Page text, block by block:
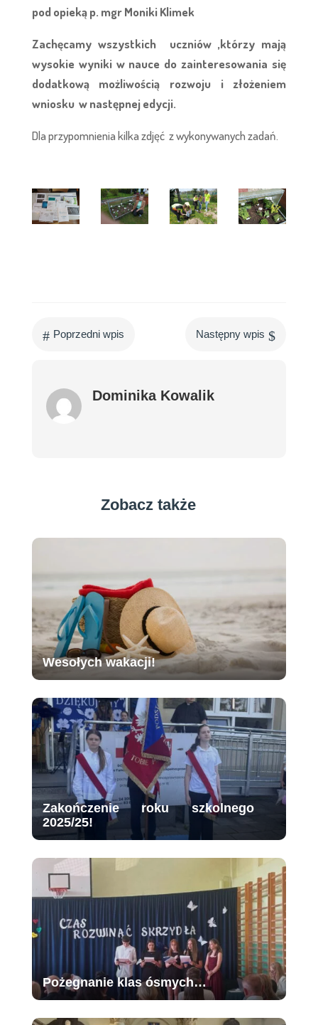
pod opieką p. mgr Moniki Klimek
Zachęcamy wszystkich uczniów ,którzy mają
wysokie wyniki w nauce do zainteresowania się
dodatkową możliwością rozwoju i złożeniem
wniosku w następnej edycji.
Dla przypomnienia kilka zdjęć z wykonywanych zadań.
# Poprzedni wpis Następny wpis $
Dominika Kowalik
Zobacz także
Wesołych wakacji!
Zakończenie roku szkolnego
2025/25!
Pożegnanie klas ósmych…